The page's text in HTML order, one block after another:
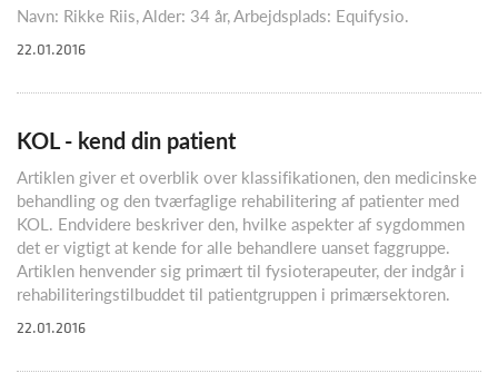
Navn: Rikke Riis, Alder: 34 år, Arbejdsplads: Equifysio.
22.01.2016
KOL - kend din patient
Artiklen giver et overblik over klassifikationen, den medicinske
behandling og den tværfaglige rehabilitering af patienter med
KOL. Endvidere beskriver den, hvilke aspekter af sygdommen
det er vigtigt at kende for alle behandlere uanset faggruppe.
Artiklen henvender sig primært til fysioterapeuter, der indgår i
rehabiliteringstilbuddet til patientgruppen i primærsektoren.
22.01.2016